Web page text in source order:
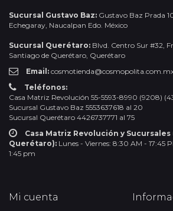
Sucursal Gustavo Baz: Gustavo Baz Prada
Echegaray, Naucalpan Edo. México
Sucursal Querétaro: Blvd. Centro Sur #32,
Santiago de Querétaro, Querétaro
Email:
Teléfonos:
Casa Matriz Revolución 55-5593-8990 (9208)
Sucursal Gustavo Baz 5553637618 al 20
Sucursal Querétaro 4426737771 al 75
Casa Matriz Revolución y Sucursales
Querétaro): Lunes - Viernes: 8:30 AM - 17:45
1:45 pm
Mi cuenta